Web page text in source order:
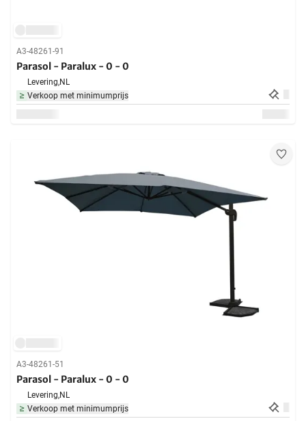
A3-48261-91
Parasol - Paralux - 0 - 0
Levering,NL
Verkoop met minimumprijs
A3-48261-51
Parasol - Paralux - 0 - 0
Levering,NL
Verkoop met minimumprijs